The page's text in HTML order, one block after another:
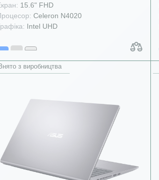
15.6" FHD
Celeron N4020
Intel UHD
з виробництва